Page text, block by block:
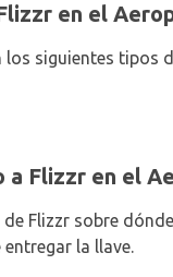
en el
siguientes tipos
a Flizzr en el
Flizzr sobre
la llave.